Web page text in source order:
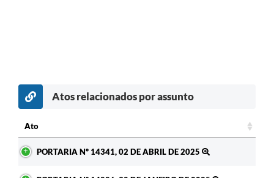
Atos relacionados por assunto
Ato
PORTARIA Nº 14341, 02 DE ABRIL DE 2025